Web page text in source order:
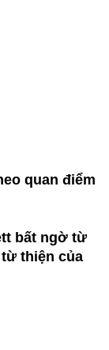
quan điểm
bất ngờ từ
thiện của